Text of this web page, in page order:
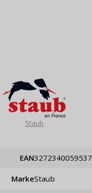
Staub
EAN 3272340059537
Marke Staub